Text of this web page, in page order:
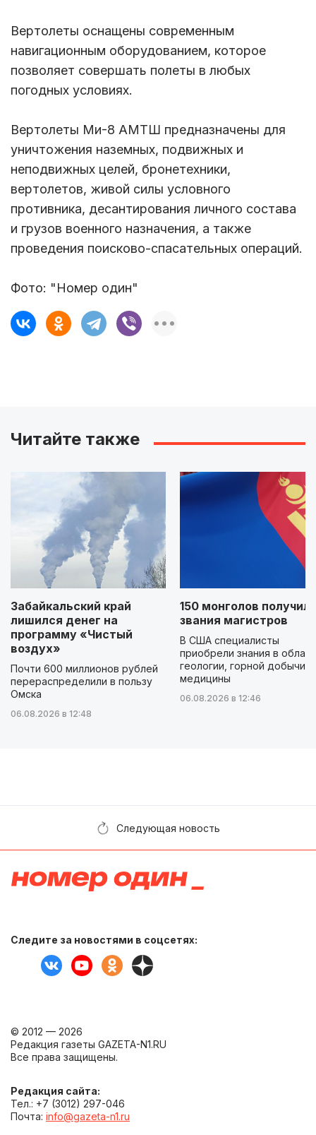
Вертолеты оснащены современным
навигационным оборудованием, которое
позволяет совершать полеты в любых
погодных условиях.
Вертолеты Ми-8 АМТШ предназначены для
уничтожения наземных, подвижных и
неподвижных целей, бронетехники,
вертолетов, живой силы условного
противника, десантирования личного состава
и грузов военного назначения, а также
проведения поисково-спасательных операций.
Фото: "Номер один"
Читайте также
Забайкальский край
лишился денег на
программу «Чистый
воздух»
Почти 600 миллионов рублей
перераспределили в пользу
Омска
06.08.2026 в 12:48
150 монголов
звания магистров
В США специалисты
приобрели знания в
геологии, горной добычи и
медицины
06.08.2026 в 12:46
Следующая новость
Следите за новостями в соцсетях:
© 2012 — 2026
Редакция газеты GAZETA-N1.RU
Все права защищены.
Редакция сайта:
Тел.: +7 (3012) 297-046
Почта: info@gazeta-n1.ru